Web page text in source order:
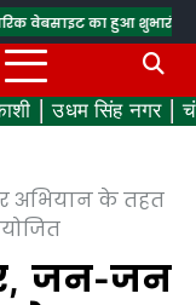
का हुआ शुभारंभसघन
उधम सिंह नगर
अभियान के तहत
जन-जन